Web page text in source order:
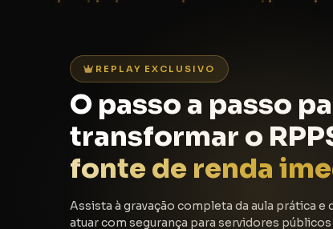
REPLAY EXCLUSIVO
O passo a passo
transformar o
fonte de renda
Assista à gravação completa da aula prática e
atuar com segurança para servidores